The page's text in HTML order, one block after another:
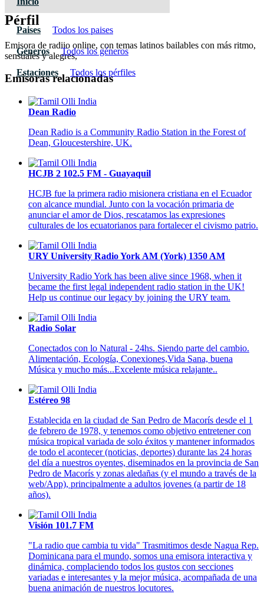
Paises Todos los paises
Géneros Todos los géneros
Estaciones Todos los pérfiles
Pérfil
Emisora de radiio online, con temas latinos bailables con más ritmo,
sensuales y alegres,
Emisoras relacionadas
Dean Radio
Dean Radio is a Community Radio Station in the Forest of
Dean, Gloucestershire, UK.
HCJB 2 102.5 FM - Guayaquil
HCJB fue la primera radio misionera cristiana en el Ecuador
con alcance mundial. Junto con la vocación primaria de
anunciar el amor de Dios, rescatamos las expresiones
culturales de los ecuatorianos para fortalecer el civismo patrio.
URY University Radio York AM (York) 1350 AM
University Radio York has been alive since 1968, when it
became the first legal independent radio station in the UK!
Help us continue our legacy by joining the URY team.
Radio Solar
Conectados con lo Natural - 24hs. Siendo parte del cambio.
Alimentación, Ecología, Conexiones,Vida Sana, buena
Música y mucho más...Excelente música relajante..
Estéreo 98
Establecida en la ciudad de San Pedro de Macorís desde el 1
de febrero de 1978, y tenemos como objetivo entretener con
música tropical variada de solo éxitos y mantener informados
de todo el acontecer (noticias, deportes) durante las 24 horas
del día a nuestros oyentes, diseminados en la provincia de San
Pedro de Macorís y zonas aledañas (y el mundo a través de la
web/App), principalmente a adultos jovenes (a partir de 18
años).
Visión 101.7 FM
"La radio que cambia tu vida" Trasmitimos desde Nagua Rep.
Dominicana para el mundo, somos una emisora interactiva y
dinámica, complaciendo todos los gustos con secciones
variadas e interesantes y la mejor música, acompañada de una
buena animación de nuestros locutores.